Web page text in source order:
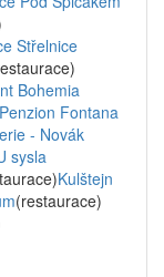
Střelnice
Bohemia
Penzion Fontana
- Novák
sysla
Kulštejn
(restaurace)